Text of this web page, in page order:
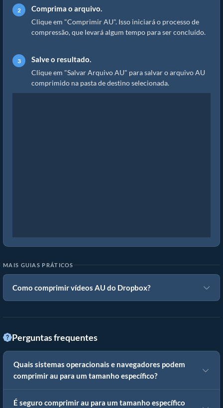
Comprima o arquivo.
Clique em "Comprimir AU". Isso iniciará o processo de
compressão, que levará algum tempo para ser concluído.
Salve o resultado.
Clique em "Salvar Arquivo AU" para salvar o arquivo AU
comprimido na pasta de destino selecionada.
MAIS GUIAS PRÁTICOS
Como comprimir vídeos AU do Dropbox?
Perguntas frequentes
Quais sistemas operacionais e navegadores podem
comprimir au para um tamanho específico?
É seguro comprimir au para um tamanho específico